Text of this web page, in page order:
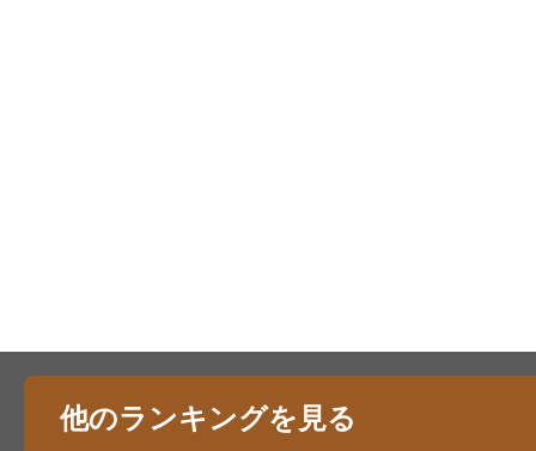
他のランキングを見る